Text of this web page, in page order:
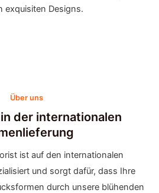
exquisiten Designs.
Über uns
der internationalen
ist auf den internationalen
und sorgt dafür, dass Ihre
durch unsere blühenden